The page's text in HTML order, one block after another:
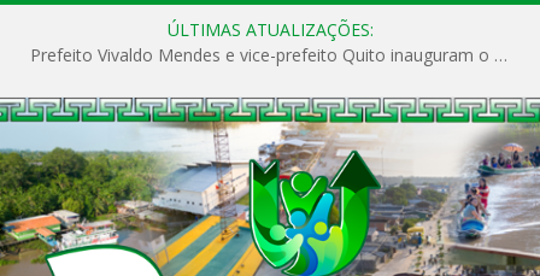
ÚLTIMAS ATUALIZAÇÕES:
Prefeito Vivaldo Mendes e vice-prefeito Quito inauguram o CAPS e fortalecem a saúde pública em Anajás.